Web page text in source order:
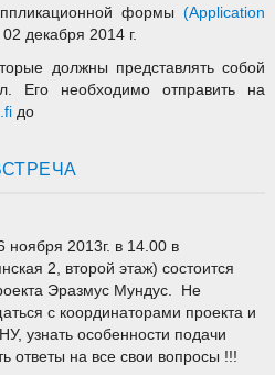
формы(Application
декабря 2014 г.
должны представлять собой
Его необходимо отправить на
до
2013г. в 14.00 в
2, второй этаж) состоится
Эразмус Мундус. Не
с координаторами проекта и
узнать особенности подачи
ответы на все свои вопросы !!!